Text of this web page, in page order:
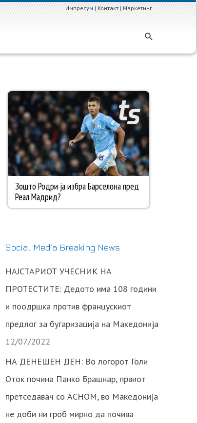
Импресум|Контакт|Маркетинг
Social Media Breaking News
НАЈСТАРИОТ УЧЕСНИК НА
ПРОТЕСТИТЕ: Дедото има 108 години
и поодршка против францускиот
предлог за бугаризација на Македонија
12/07/2022
НА ДЕНЕШЕН ДЕН: Во логорот Голи
Оток почина Панко Брашнар, првиот
претседавач со АСНОМ, во Македонија
не доби ни гроб мирно да почива